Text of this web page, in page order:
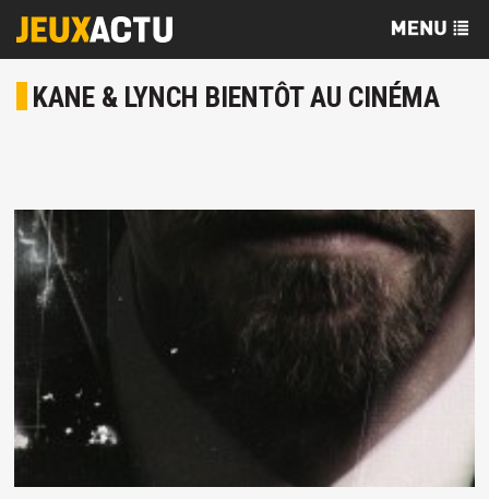
KANE & LYNCH BIENTÔT AU CINÉMA